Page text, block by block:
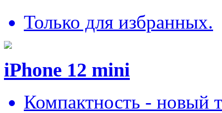
Только для избранных.
iPhone 12 mini
Компактность - новый